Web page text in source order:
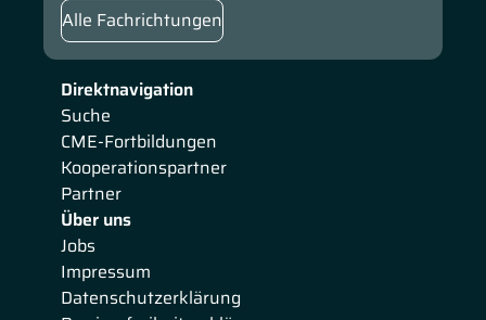
Direktnavigation
Suche
CME-Fortbildungen
Kooperationspartner
Partner
Über uns
Jobs
Impressum
Datenschutzerklärung
Alle Fachrichtungen